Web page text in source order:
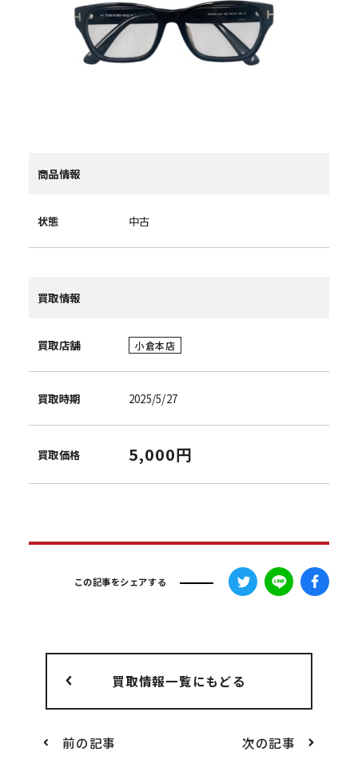
商品情報
状態 中古
買取情報
買取店舗 小倉本店
買取時期 2025/5/27
買取価格 5,000円
この記事をシェアする
前の記事
買取情報一覧にもどる
次の記事